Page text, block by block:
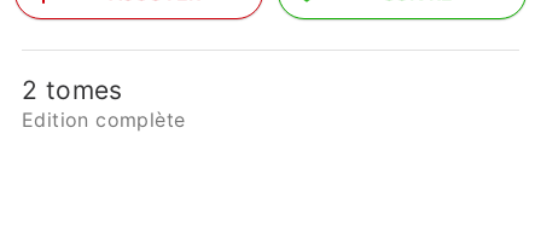
2 tomes
Edition complète